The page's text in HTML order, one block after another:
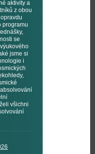
aktivity a
z obou
programu
se
jsme si
i
všichni